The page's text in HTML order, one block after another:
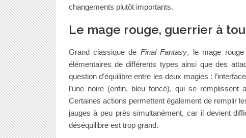
changements plutôt importants.
Le mage rouge, guerrier à
Grand classique de Final Fantasy, le mage rouge
élémentaires de différents types ainsi que des
question d’équilibre entre les deux magies :
l’une noire (enfin, bleu foncé), qui se
Certaines actions permettent également de remplir
jauges à peu près simultanément, car il devient
déséquilibre est trop grand.